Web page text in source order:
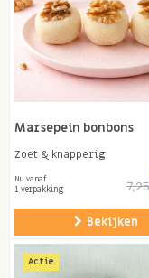
Marsepein bonbons
Zoet & knapperig
Nu vanaf
1 verpakking 7,25
Bekijken
Actie